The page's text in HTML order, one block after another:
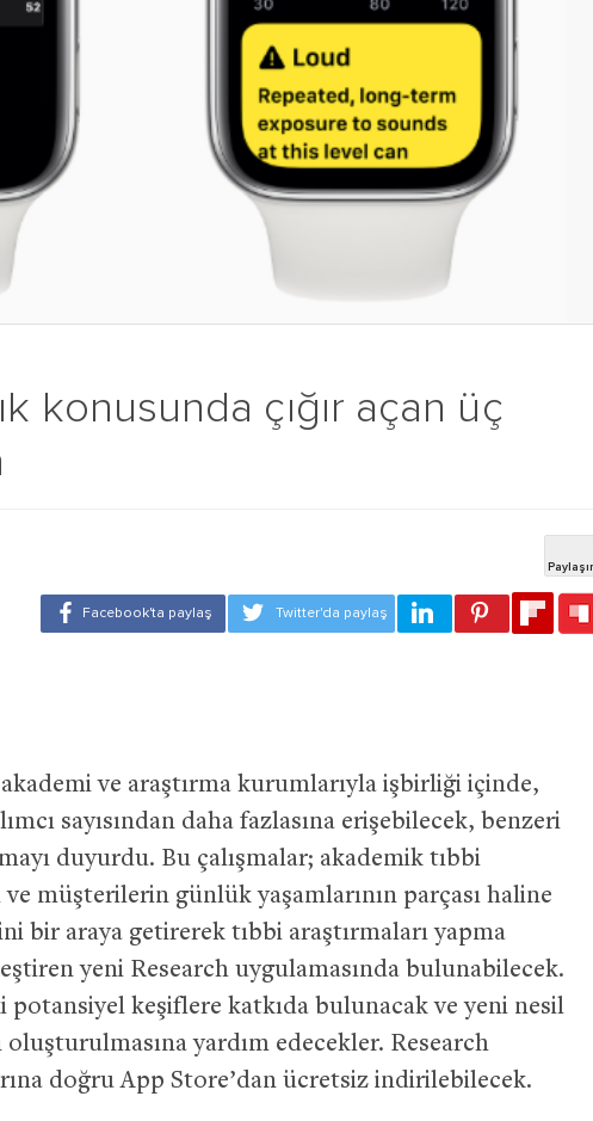
konusunda çığır açan üç
ve araştırma kurumlarıyla işbirliği içinde,
sayısından daha fazlasına erişebilecek, benzeri
duyurdu. Bu çalışmalar; akademik tıbbi
müşterilerin günlük yaşamlarının parçası haline
bir araya getirerek tıbbi araştırmaları yapma
yeni Research uygulamasında bulunabilecek.
potansiyel keşiflere katkıda bulunacak ve yeni nesil
yardım edecekler. Research
doğru App Store’dan ücretsiz indirilebilecek.